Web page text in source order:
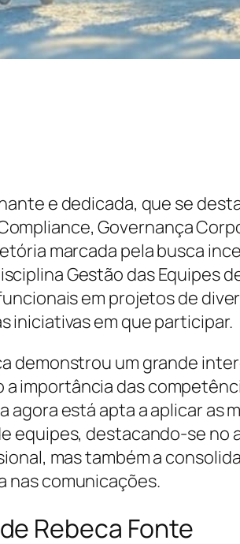
e dedicada, que se
Governança
marcada pela busca
Gestão das Equipes
em projetos de
iniciativas em que participar.
demonstrou um grande
importância das
agora está apta a aplicar
equipes, destacando-se
mas também a
nas comunicações.
Rebeca Fonte